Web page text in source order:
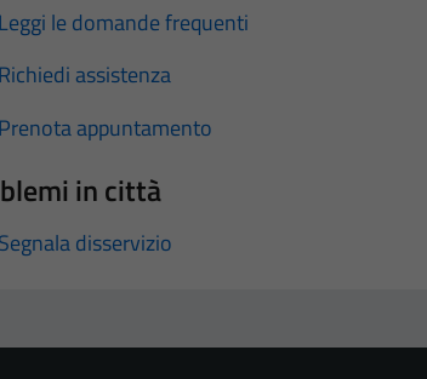
Leggi le domande frequenti
Richiedi assistenza
Prenota appuntamento
in città
Segnala disservizio